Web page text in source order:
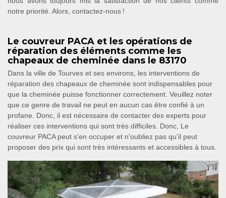
notre priorité. Alors, contactez-nous !
Le couvreur PACA et les opérations de
réparation des éléments comme les
chapeaux de cheminée dans le 83170
Dans la ville de Tourves et ses environs, les interventions de
réparation des chapeaux de cheminée sont indispensables pour
que la cheminée puisse fonctionner correctement. Veuillez noter
que ce genre de travail ne peut en aucun cas être confié à un
profane. Donc, il est nécessaire de contacter des experts pour
réaliser ces interventions qui sont très difficiles. Donc, Le
couvreur PACA peut s'en occuper et n'oubliez pas qu'il peut
proposer des prix qui sont très intéressants et accessibles à tous.